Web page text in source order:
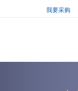
我要采购